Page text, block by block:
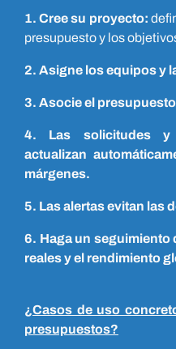
1.Cree su proyecto:
presupuesto y los
2. Asigne los equipos y
3. Asocie el
4. Las solicitudes y
actualizan
márgenes.
5. Las alertas evitan las
6. Haga un
reales y el rendimiento
¿Casos de uso
presupuestos?